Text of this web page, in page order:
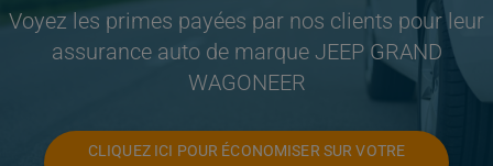
Voyez les primes payées par nos clients pour leur
assurance auto de marque JEEP GRAND
WAGONEER
CLIQUEZ ICI POUR ÉCONOMISER SUR VOTRE